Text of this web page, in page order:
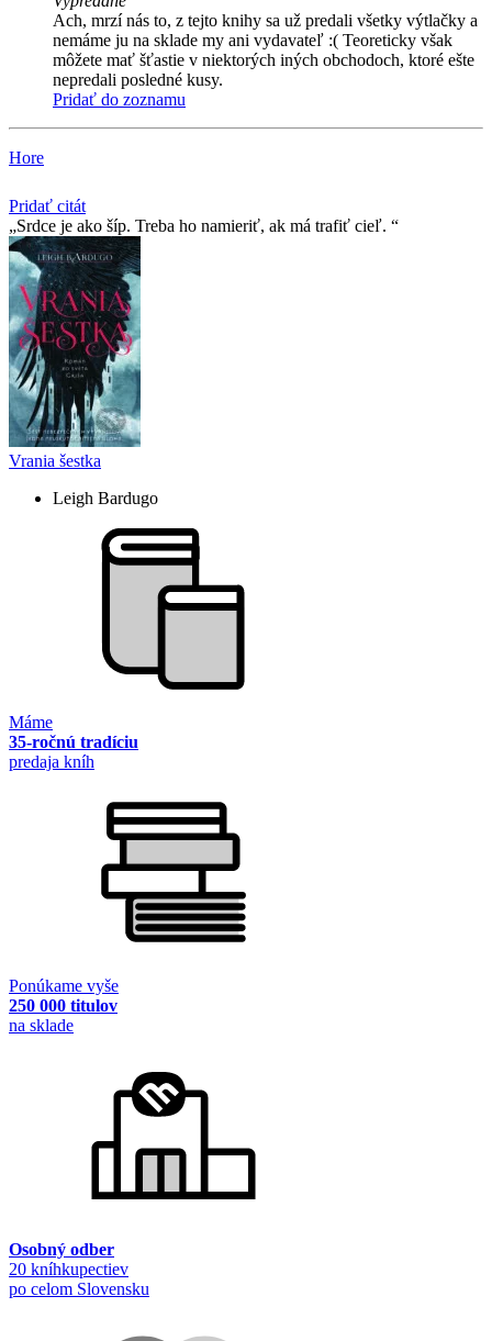
Ach, mrzí nás to, z tejto knihy sa už predali všetky výtlačky a
nemáme ju na sklade my ani vydavateľ :( Teoreticky však
môžete mať šťastie v niektorých iných obchodoch, ktoré ešte
nepredali posledné kusy.
Pridať do zoznamu
Hore
Pridať citát
Srdce je ako šíp. Treba ho namieriť, ak má trafiť cieľ.
Vrania šestka
Leigh Bardugo
Máme
35-ročnú tradíciu
predaja kníh
Ponúkame vyše
250 000 titulov
na sklade
Osobný odber
20 kníhkupectiev
po celom Slovensku